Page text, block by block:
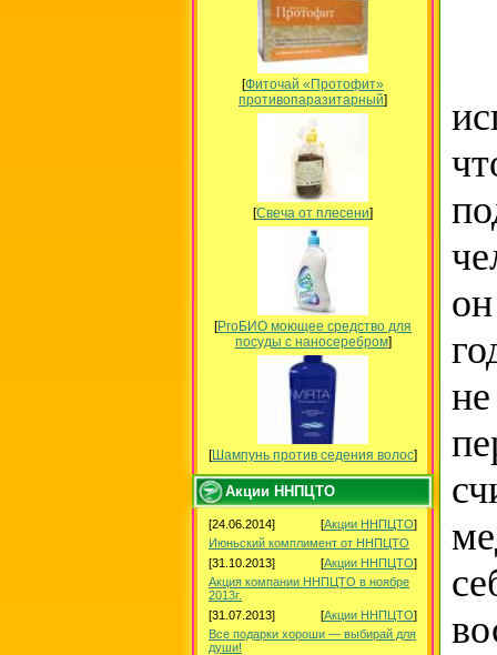
[Фиточай «Протофит»
противопаразитарный]
[Свеча от плесени]
[ProБИО моющее средство для
посуды c наносеребром]
[Шампунь против седения волос]
Акции ННПЦТО
[24.06.2014] [Акции ННПЦТО]
Июньский комплимент от ННПЦТО
[31.10.2013]
[Акции ННПЦТО]
Акция компании ННПЦТО в ноябре
2013г.
[31.07.2013]
[Акции ННПЦТО]
Все подарки хороши — выбирай для
души!